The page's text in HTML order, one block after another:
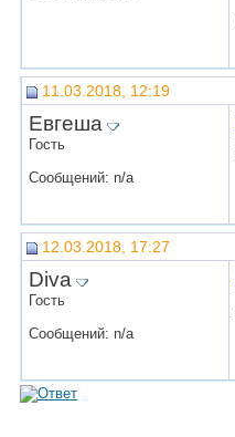
11.03.2018, 12:19
Евгеша
Гость
Сообщений: n/a
12.03.2018, 17:27
Diva
Гость
Сообщений: n/a